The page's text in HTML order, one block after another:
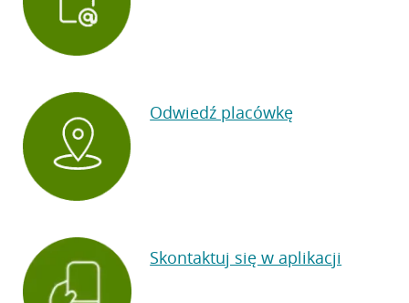
Odwiedź placówkę
Skontaktuj się w aplikacji